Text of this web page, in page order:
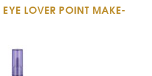
EYE LOVER POINT MAKE-